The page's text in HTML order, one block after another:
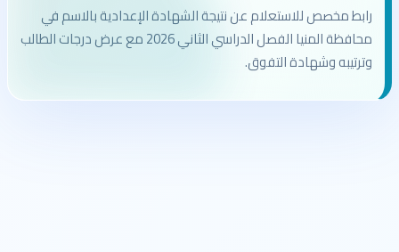
رابط مخصص للاستعلام عن نتيجة الشهادة الإعدادية بالاسم في
محافظة المنيا الفصل الدراسي الثاني 2026 مع عرض درجات الطالب
وترتيبه وشهادة التفوق.